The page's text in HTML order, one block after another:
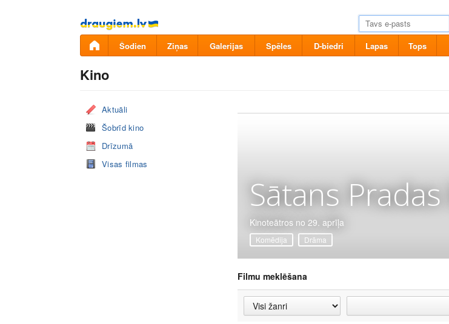
Pāriet
uz
saturu
Šodien Ziņas Galerijas Spēles D-biedri Lapas Tops
Kino
Aktuāli
Šobrīd kino
Drīzumā
Visas filmas
Sātans
Kinoteātros no 29. aprīļa
Komēdija Drāma
Filmu meklēšana